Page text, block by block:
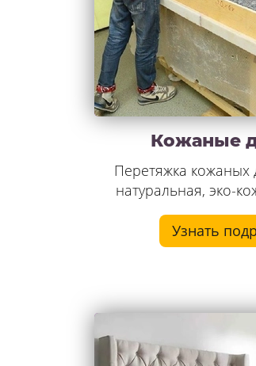
Кожаные
Перетяжка кожаных
натуральная, эко-
Узнать